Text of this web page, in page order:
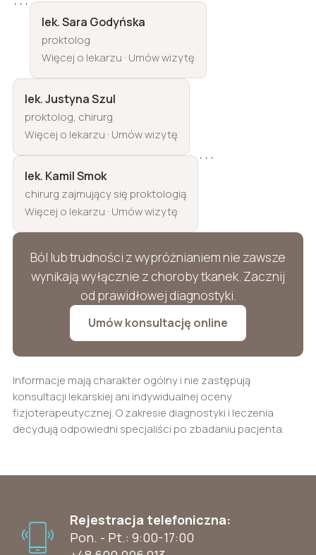
```
lek. Sara Godyńska
proktolog
Więcej o lekarzu · Umów wizytę
lek. Justyna Szul
proktolog, chirurg
Więcej o lekarzu · Umów wizytę
lek. Kamil Smok
chirurg zajmujący się proktologią
Więcej o lekarzu · Umów wizytę
```
Ból lub trudności z wypróżnianiem nie zawsze
wynikają wyłącznie z choroby tkanek. Zacznij
od prawidłowej diagnostyki.
Umów konsultację online
Informacje mają charakter ogólny i nie zastępują
konsultacji lekarskiej ani indywidualnej oceny
fizjoterapeutycznej. O zakresie diagnostyki i leczenia
decydują odpowiedni specjaliści po zbadaniu pacjenta.
Rejestracja telefoniczna:
Pon. - Pt.: 9:00-17:00